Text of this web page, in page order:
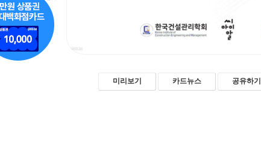
미리보기 카드뉴스 공유하기